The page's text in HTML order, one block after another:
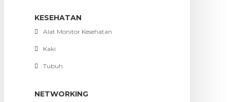
KESEHATAN
Alat Monitor Kesehatan
Kaki
Tubuh
NETWORKING